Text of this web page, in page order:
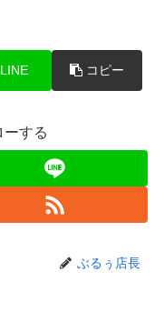
LINE コピー
する
ぶるぅ店長